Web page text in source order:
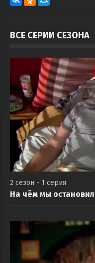
ВСЕ СЕРИИ СЕЗОНА
2 сезон - 1 серия
На чём мы